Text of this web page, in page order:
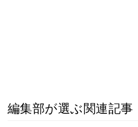
編集部が選ぶ関連記事